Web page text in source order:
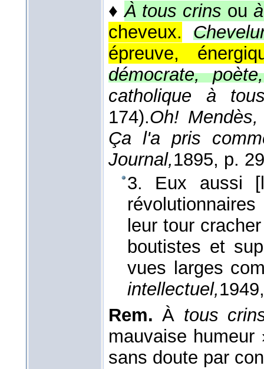
♦À tous crins ou
cheveux.
épreuve,
démocrate,
catholique à
174).Oh!
Ça l'a pris
Journal,1895, p.
3. Eux aussi
leur tour
boutistes et
vues larges
intellectuel,1949
Rem. À tous
mauvaise
sans doute par